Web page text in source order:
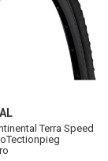
Terra Speed